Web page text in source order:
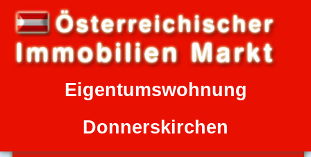
Eigentumswohnung
Donnerskirchen